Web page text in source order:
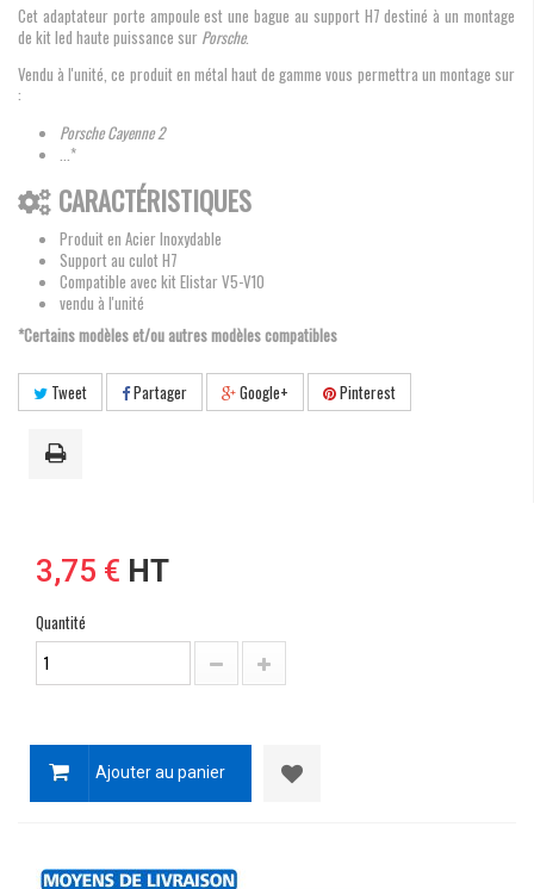
Cet adaptateur porte ampoule est une bague au support H7 destiné à un montage
de kit led haute puissance sur Porsche.
Vendu à l'unité, ce produit en métal haut de gamme vous permettra un montage sur
:
Porsche Cayenne 2
...*
CARACTÉRISTIQUES
Produit en Acier Inoxydable
Support au culot H7
Compatible avec kit Elistar V5-V10
vendu à l'unité
*Certains modèles et/ou autres modèles compatibles
Tweet Partager Google+ Pinterest
3,75 € HT
Quantité
Ajouter au panier